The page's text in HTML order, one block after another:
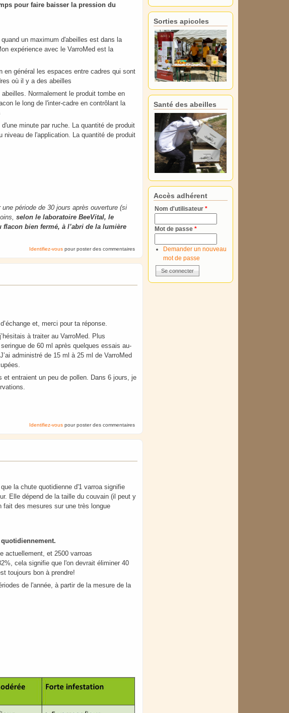
pour faire baisser la pression du
un maximum d'abeilles est dans la
expérience avec le VarroMed est la
en général les espaces entre cadres qui sont
où il y a des abeilles
Normalement le produit tombe en
le long de l'inter-cadre en contrôlant la
minute par ruche. La quantité de produit
de l'application. La quantité de produit
période de 30 jours après ouverture (si
selon le laboratoire BeeVital, le
flacon bien fermé, à l’abri de la lumière
Identifiez-vouspour poster des commentaires
et, merci pour ta réponse.
à traiter au VarroMed. Plus
de 60 ml après quelques essais au-
administré de 15 ml à 25 ml de VarroMed
entraient un peu de pollen. Dans 6 jours, je
Identifiez-vouspour poster des commentaires
la chute quotidienne d'1 varroa signifie
Elle dépend de la taille du couvain (il peut y
des mesures sur une très longue
actuellement, et 2500 varroas
cela signifie que l'on devrait éliminer 40
toujours bon à prendre!
de l'année, à partir de la mesure de la
Sorties apicoles
Santé des abeilles
Accès adhérent
Nom d'utilisateur *
Mot de passe *
Demander un nouveau
mot de passe